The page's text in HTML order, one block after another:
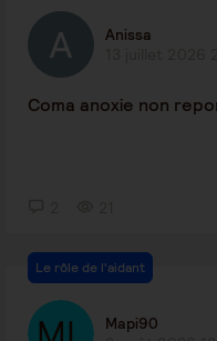
Anissa
Coma anoxie non
Le rôle de l'aidant
Mapi90